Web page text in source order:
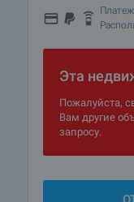
Эта
Пожалуйста,
Вам другие
запросу.